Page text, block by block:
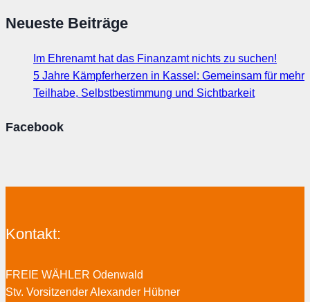
Neueste Beiträge
Im Ehrenamt hat das Finanzamt nichts zu suchen!
5 Jahre Kämpferherzen in Kassel: Gemeinsam für mehr
Teilhabe, Selbstbestimmung und Sichtbarkeit
Facebook
Kontakt:
FREIE WÄHLER Odenwald
Stv. Vorsitzender Alexander Hübner